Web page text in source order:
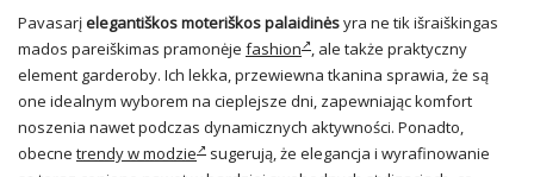
Pavasarįelegantiškos moteriškos palaidinėsyra ne tik išraiškingas
mados pareiškimas pramonėje fashion , ale także praktyczny
element garderoby. Ich lekka, przewiewna tkanina sprawia, że są
one idealnym wyborem na cieplejsze dni, zapewniając komfort
noszenia nawet podczas dynamicznych aktywności. Ponadto,
obecne trendy w modzie
sugerują, że elegancja i wyrafinowanie